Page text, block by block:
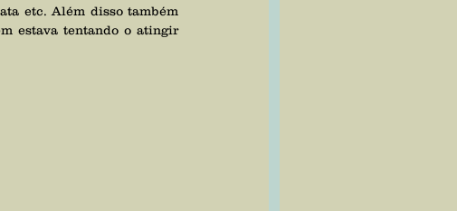
etc. Além disso também
estava tentando o atingir